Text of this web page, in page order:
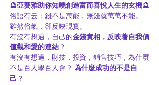
🔮亞賽雅助你知曉創造富而喜悅人生的玄機🔮
俗語有云：錢不是萬能，無錢就萬萬不能。
雖然俗氣，卻反映現實。
有沒有想過，自己的金錢實相，反映著自我價
值觀和愛的連結 ？
有沒有想過，財技，投資，銷售技巧，為什麼
不是百人學百人會？ 為什麼成功的不是自
己 ？